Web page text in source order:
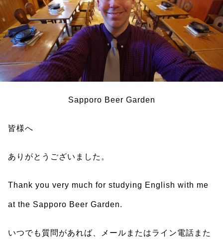
Sapporo Beer Garden
皆様へ
ありがとうございました。
Thank you very much for studying English with me
at the Sapporo Beer Garden.
いつでも質問があれば、メールまたはライン電話また